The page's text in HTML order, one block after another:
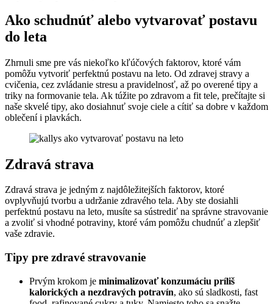
Ako schudnúť alebo vytvarovať postavu
do leta
Zhrnuli sme pre vás niekoľko kľúčových faktorov, ktoré vám
pomôžu vytvoriť perfektnú postavu na leto. Od zdravej stravy a
cvičenia, cez zvládanie stresu a pravidelnosť, až po overené tipy a
triky na formovanie tela. Ak túžite po zdravom a fit tele, prečítajte si
naše skvelé tipy, ako dosiahnuť svoje ciele a cítiť sa dobre v každom
oblečení i plavkách.
Zdravá strava
Zdravá strava je jedným z najdôležitejších faktorov, ktoré
ovplyvňujú tvorbu a udržanie zdravého tela. Aby ste dosiahli
perfektnú postavu na leto, musíte sa sústrediť na správne stravovanie
a zvoliť si vhodné potraviny, ktoré vám pomôžu chudnúť a zlepšiť
vaše zdravie.
Tipy pre zdravé stravovanie
Prvým krokom je minimalizovať konzumáciu príliš
kalorických a nezdravých potravín, ako sú sladkosti, fast